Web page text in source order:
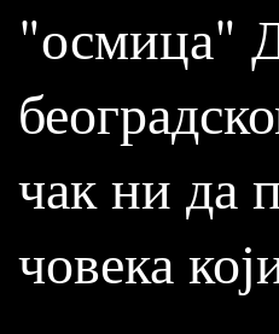
"осмица"
чак ни да
човека